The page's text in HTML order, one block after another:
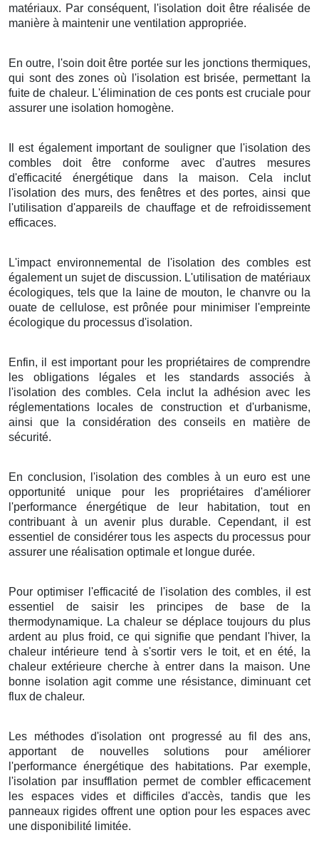
matériaux. Par conséquent, l'isolation doit être réalisée de
manière à maintenir une ventilation appropriée.
En outre, l'soin doit être portée sur les jonctions thermiques,
qui sont des zones où l'isolation est brisée, permettant la
fuite de chaleur. L'élimination de ces ponts est cruciale pour
assurer une isolation homogène.
Il est également important de souligner que l'isolation des
combles doit être conforme avec d'autres mesures
d'efficacité énergétique dans la maison. Cela inclut
l'isolation des murs, des fenêtres et des portes, ainsi que
l'utilisation d'appareils de chauffage et de refroidissement
efficaces.
L'impact environnemental de l'isolation des combles est
également un sujet de discussion. L'utilisation de matériaux
écologiques, tels que la laine de mouton, le chanvre ou la
ouate de cellulose, est prônée pour minimiser l'empreinte
écologique du processus d'isolation.
Enfin, il est important pour les propriétaires de comprendre
les obligations légales et les standards associés à
l'isolation des combles. Cela inclut la adhésion avec les
réglementations locales de construction et d'urbanisme,
ainsi que la considération des conseils en matière de
sécurité.
En conclusion, l'isolation des combles à un euro est une
opportunité unique pour les propriétaires d'améliorer
l'performance énergétique de leur habitation, tout en
contribuant à un avenir plus durable. Cependant, il est
essentiel de considérer tous les aspects du processus pour
assurer une réalisation optimale et longue durée.
Pour optimiser l'efficacité de l'isolation des combles, il est
essentiel de saisir les principes de base de la
thermodynamique. La chaleur se déplace toujours du plus
ardent au plus froid, ce qui signifie que pendant l'hiver, la
chaleur intérieure tend à s'sortir vers le toit, et en été, la
chaleur extérieure cherche à entrer dans la maison. Une
bonne isolation agit comme une résistance, diminuant cet
flux de chaleur.
Les méthodes d'isolation ont progressé au fil des ans,
apportant de nouvelles solutions pour améliorer
l'performance énergétique des habitations. Par exemple,
l'isolation par insufflation permet de combler efficacement
les espaces vides et difficiles d'accès, tandis que les
panneaux rigides offrent une option pour les espaces avec
une disponibilité limitée.